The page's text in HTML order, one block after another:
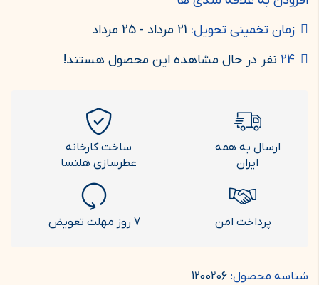
زمان تخمینی تحویل: 21 مرداد - 25 مرداد
24 نفر در حال مشاهده این محصول هستند!
ارسال به همه
ایران
ساخت کارخانه
عطرسازی هلنسا
پرداخت امن 7 روز مهلت تعویض
شناسه محصول: 1200206